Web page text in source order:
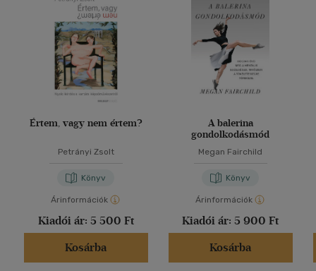
Értem, vagy nem értem?
Petrányi Zsolt
Könyv
Árinformációk
Kiadói ár: 5 500 Ft
Kosárba
A balerina
gondolkodásmód
Megan Fairchild
Könyv
Árinformációk
Kiadói ár: 5 900 Ft
Kosárba